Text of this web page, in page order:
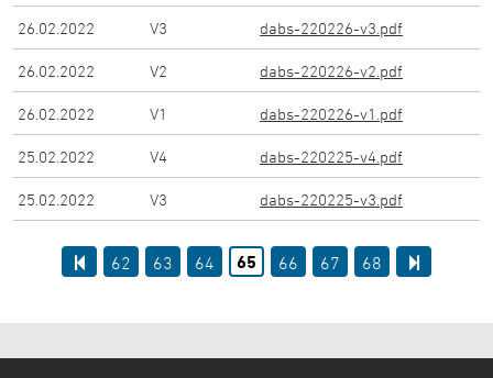
26.02.2022 V3 dabs-220226-v3.pdf
26.02.2022 V2 dabs-220226-v2.pdf
26.02.2022 V1 dabs-220226-v1.pdf
25.02.2022 V4 dabs-220225-v4.pdf
25.02.2022 V3 dabs-220225-v3.pdf
62 63 64 65 66 67 68